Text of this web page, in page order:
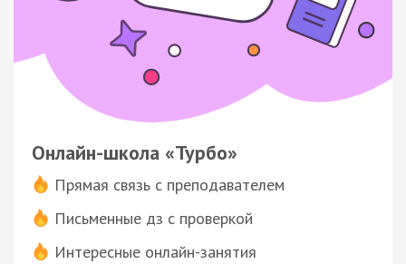
Онлайн-школа «Турбо»
Прямая связь с преподавателем
Письменные дз с проверкой
Интересные онлайн-занятия